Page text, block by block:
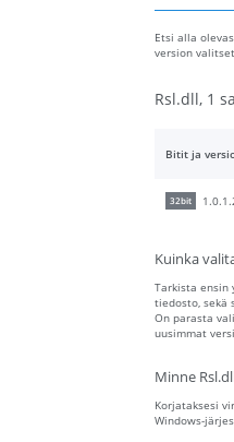
Etsi alla
version
Rsl.dll, 1
Bitit ja
32bit
Kuinka
Tarkista ensin
tiedosto, sekä
On parasta
uusimmat
Minne
Korjataksesi
Windows-